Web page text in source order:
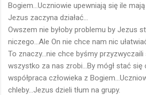
Bogiem...Uczniowie upewniają się ile
Jezus zaczyna działać...
Owszem nie byłoby problemu by Jezus
niczego...Ale On nie chce nam nic
To znaczy...nie chce byśmy przyzwyczaili
wszystko za nas zrobi...By mógł stać się
współpraca człowieka z
chleby...Jezus dzieli tłum na grupy.